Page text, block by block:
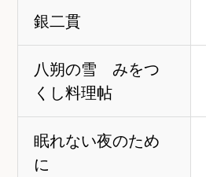
銀二貫
八朔の雪 みをつ
くし料理帖
眠れない夜のため
に